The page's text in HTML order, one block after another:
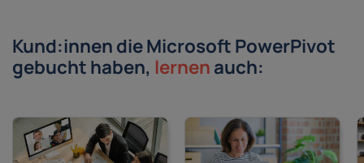
Kund:innen die Microsoft PowerPivot
gebucht haben, lernenauch: